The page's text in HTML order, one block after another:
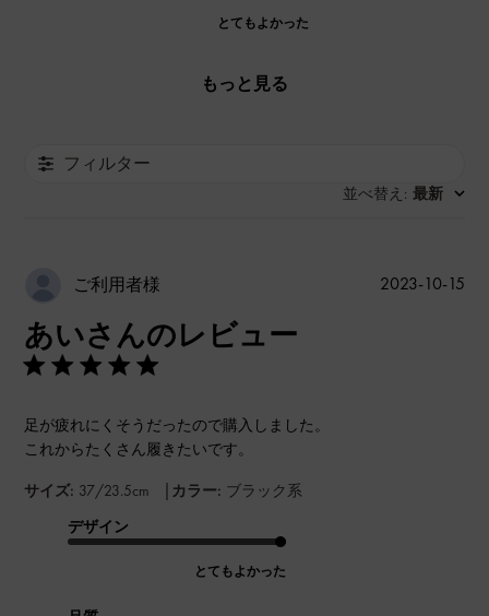
とてもよかった
もっと見る
フィルター
並べ替え : 最新
ご利用者様
あいさんのレビュー
足が疲れにくそうだったので購入しました。
これからたくさん履きたいです。
サイズ: 37/23.5cm | カラー: ブラック系
デザイン
とてもよかった
公
2023-10-15